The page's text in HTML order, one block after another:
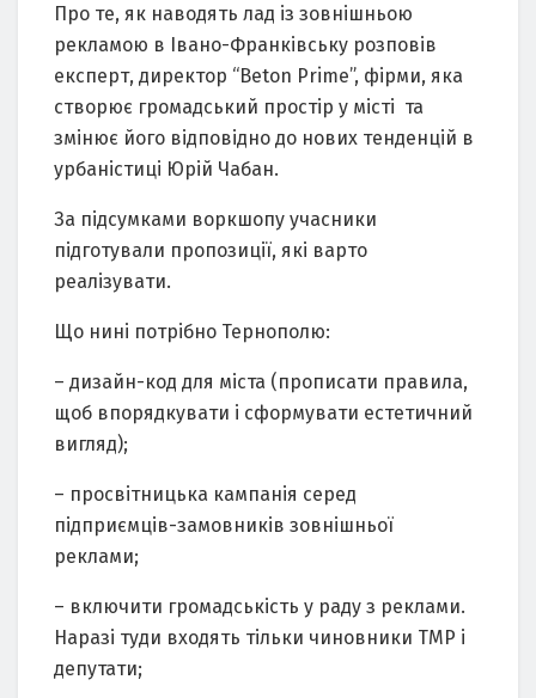
Про те, як наводять лад із зовнішньою
рекламою в Івано-Франківську розповів
експерт, директор “Beton Prime”, фірми, яка
створює громадський простір у місті та
змінює його відповідно до нових тенденцій в
урбаністиці Юрій Чабан.
За підсумками воркшопу учасники
підготували пропозиції, які варто
реалізувати.
Що нині потрібно Тернополю:
– дизайн-код для міста (прописати правила,
щоб впорядкувати і сформувати естетичний
вигляд);
– просвітницька кампанія серед
підприємців-замовників зовнішньої
реклами;
– включити громадськість у раду з реклами.
Наразі туди входять тільки чиновники ТМР і
депутати;